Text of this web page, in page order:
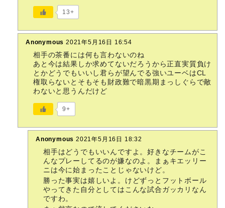
13+
Anonymous 2021年5月16日 16:54
相手の茶番には何も言わないのね
あと今は結果しか求めてないだろうから正直実質負け
とかどうでもいいし君らが望んでる強いユーベはCL
権取らないとそもそも財政難で暗黒期まっしぐらで敵
わないと思うんだけど
9+
Anonymous 2021年5月16日 18:32
相手はどうでもいいんですよ。好きなチームがこ
んなプレーしてるのが嫌なのよ。まぁキエッリー
ニは今に始まったことじゃないけど。
勝った事実は嬉しいよ。けどずっとフットボール
やってきた自分としてはこんな試合ガッカリなん
ですわ。